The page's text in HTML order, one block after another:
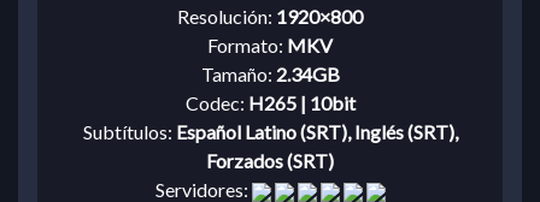
Resolución: 1920×800
Formato: MKV
Tamaño: 2.34GB
Codec: H265 | 10bit
Subtítulos: Español Latino (SRT), Inglés (SRT),
Forzados (SRT)
Servidores: